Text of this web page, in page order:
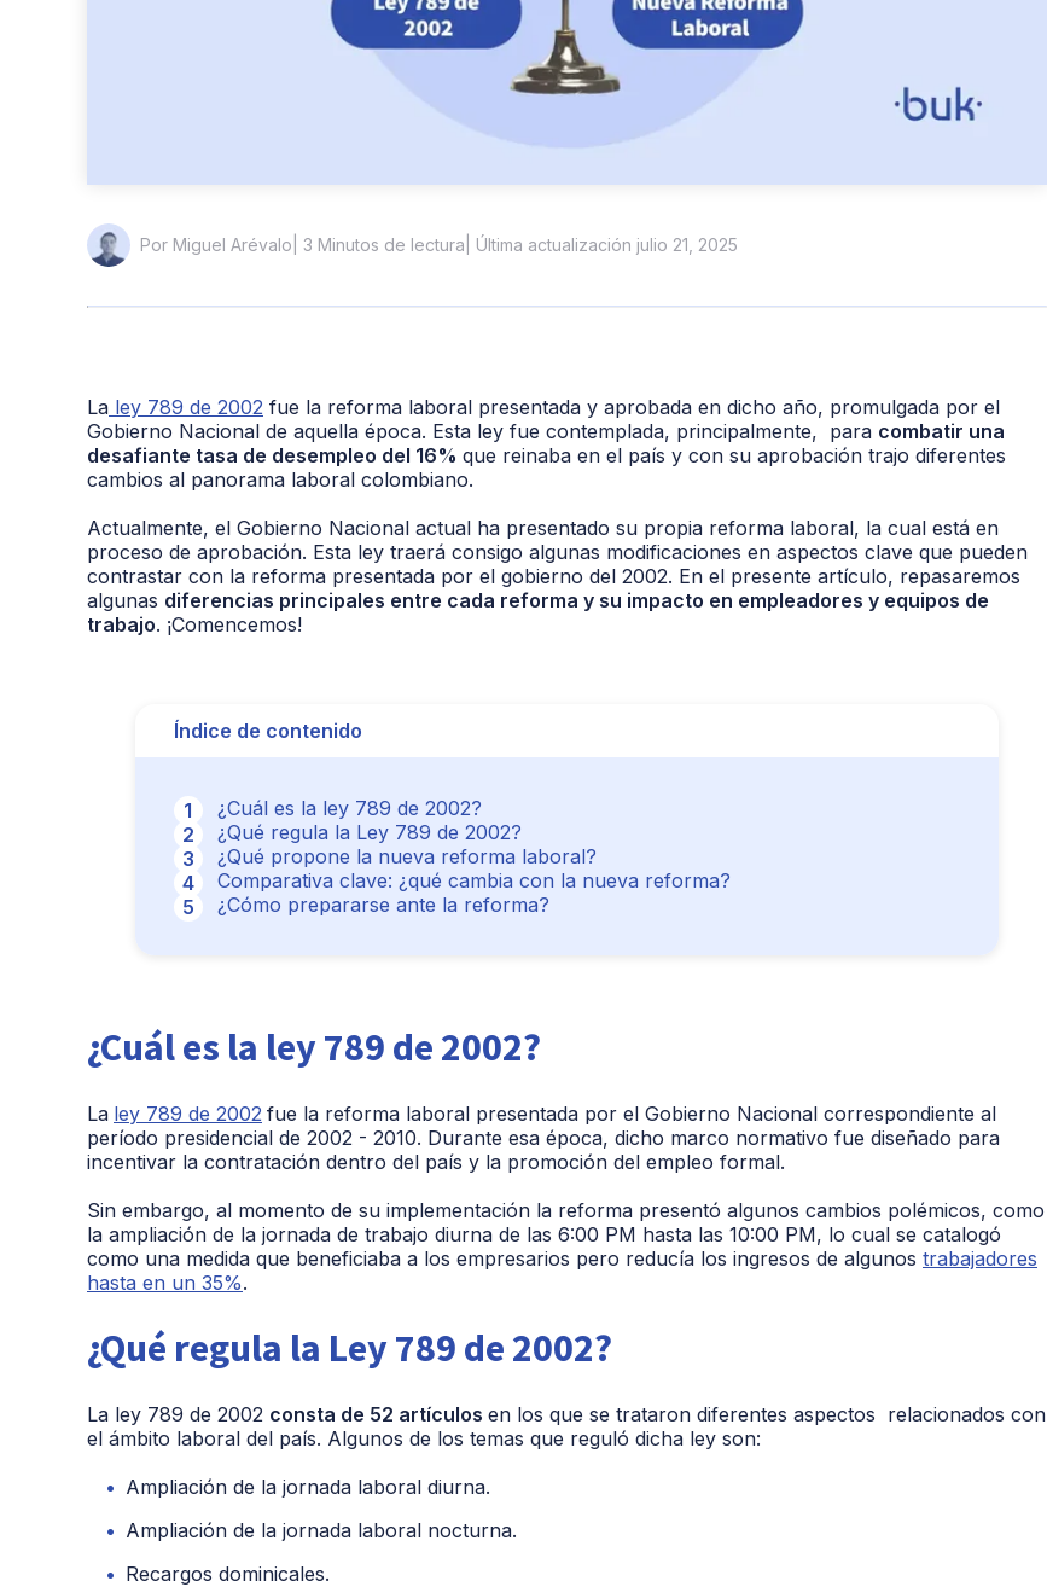
Por Miguel Arévalo | 3 Minutos de lectura | Última actualización julio 21, 2025
La ley 789 de 2002 fue la reforma laboral presentada y aprobada en dicho año, promulgada por el
Gobierno Nacional de aquella época. Esta ley fue contemplada, principalmente, para combatir una
desafiante tasa de desempleo del 16% que reinaba en el país y con su aprobación trajo diferentes
cambios al panorama laboral colombiano.
Actualmente, el Gobierno Nacional actual ha presentado su propia reforma laboral, la cual está en
proceso de aprobación. Esta ley traerá consigo algunas modificaciones en aspectos clave que pueden
contrastar con la reforma presentada por el gobierno del 2002. En el presente artículo, repasaremos
algunas diferencias principales entre cada reforma y su impacto en empleadores y equipos de
trabajo. ¡Comencemos!
Índice de contenido
¿Cuál es la ley 789 de 2002?
¿Qué regula la Ley 789 de 2002?
¿Qué propone la nueva reforma laboral?
Comparativa clave: ¿qué cambia con la nueva reforma?
¿Cómo prepararse ante la reforma?
¿Cuál es la ley 789 de 2002?
La ley 789 de 2002 fue la reforma laboral presentada por el Gobierno Nacional correspondiente al
período presidencial de 2002 - 2010. Durante esa época, dicho marco normativo fue diseñado para
incentivar la contratación dentro del país y la promoción del empleo formal.
Sin embargo, al momento de su implementación la reforma presentó algunos cambios polémicos, como
la ampliación de la jornada de trabajo diurna de las 6:00 PM hasta las 10:00 PM, lo cual se catalogó
como una medida que beneficiaba a los empresarios pero reducía los ingresos de algunos trabajadores
hasta en un 35%.
¿Qué regula la Ley 789 de 2002?
La ley 789 de 2002 consta de 52 artículos en los que se trataron diferentes aspectos relacionados con
el ámbito laboral del país. Algunos de los temas que reguló dicha ley son:
Ampliación de la jornada laboral diurna.
Ampliación de la jornada laboral nocturna.
Recargos dominicales.